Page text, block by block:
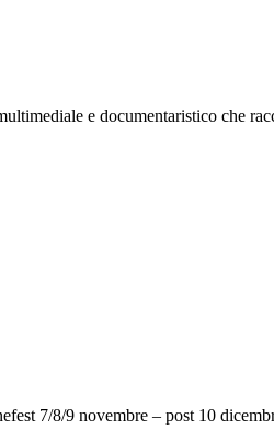
e documentaristico che
7/8/9 novembre – post 10